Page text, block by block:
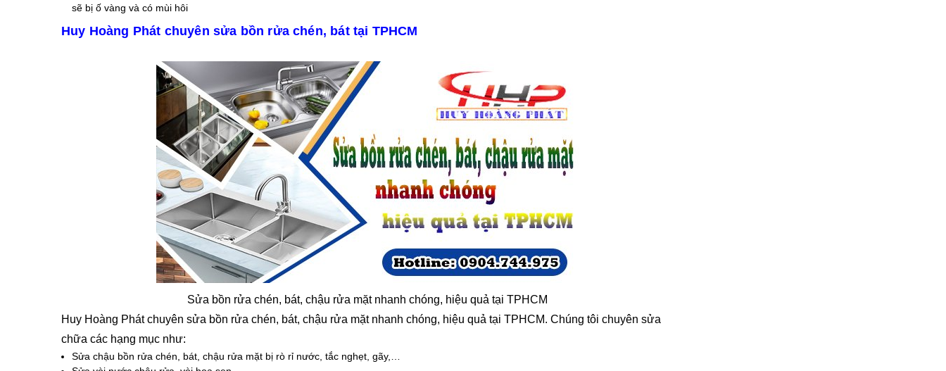
sẽ bị ố vàng và có mùi hôi
Huy Hoàng Phát chuyên sửa bồn rửa chén, bát tại TPHCM
Sửa bồn rửa chén, bát, chậu rửa mặt nhanh chóng, hiệu quả tại TPHCM
Huy Hoàng Phát chuyên sửa bồn rửa chén, bát, chậu rửa mặt nhanh chóng, hiệu quả tại TPHCM. Chúng tôi chuyên sửa
chữa các hạng mục như:
Sửa chậu bồn rửa chén, bát, chậu rửa mặt bị rò rỉ nước, tắc nghẹt, gãy,…